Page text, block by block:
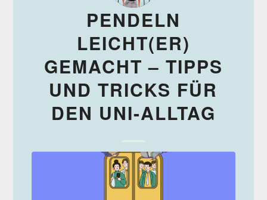
PENDELN
LEICHT(ER)
GEMACHT – TIPPS
UND TRICKS FÜR
DEN UNI-ALLTAG